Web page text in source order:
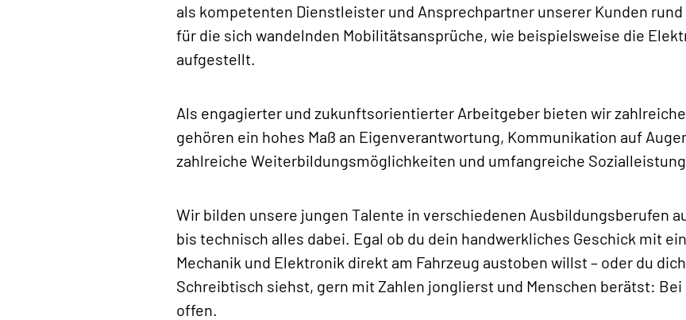
als kompetenten Dienstleister und Ansprechpartner unserer Kunden
für die sich wandelnden Mobilitätsansprüche, wie beispielsweise die
aufgestellt.
Als engagierter und zukunftsorientierter Arbeitgeber bieten wir
gehören ein hohes Maß an Eigenverantwortung, Kommunikation auf
zahlreiche Weiterbildungsmöglichkeiten und umfangreiche
Wir bilden unsere jungen Talente in verschiedenen Ausbildungsberufen
bis technisch alles dabei. Egal ob du dein handwerkliches Geschick mit
Mechanik und Elektronik direkt am Fahrzeug austoben willst – oder du
Schreibtisch siehst, gern mit Zahlen jonglierst und Menschen berätst: Bei
offen.